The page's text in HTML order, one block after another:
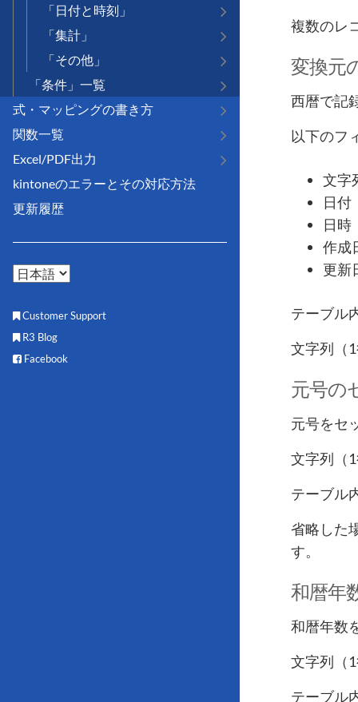
「日付と時刻」
「集計」
「その他」
「条件」一覧
式・マッピングの書き方
関数一覧
Excel/PDF出力
kintoneのエラーとその対応方法
更新履歴
Customer Support
R3 Blog
Facebook
複数のレ
変換元
西暦で記
以下のフ
文字
日付
日時
作成
更新
テーブル
文字列（
元号の
元号をセ
文字列（
テーブル
省略した
す。
和暦年
和暦年数
文字列（
テーブル